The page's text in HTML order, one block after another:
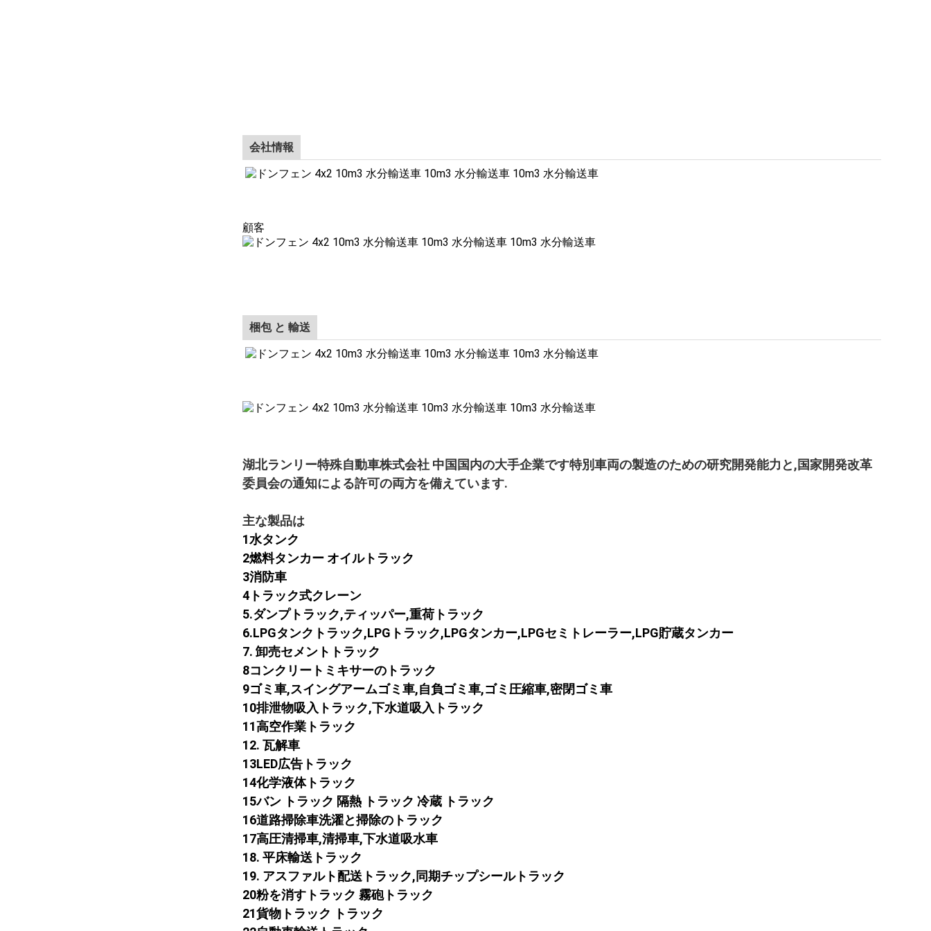
会社情報
顧客
梱包 と 輸送
湖北ランリー特殊自動車株式会社 中国国内の大手企業です特別車両の製造のための研究開発能力と,国家開発改革
委員会の通知による許可の両方を備えています.
主な製品は
1水タンク
2燃料タンカー オイルトラック
3消防車
4トラック式クレーン
5.ダンプトラック,ティッパー,重荷トラック
6.LPGタンクトラック,LPGトラック,LPGタンカー,LPGセミトレーラー,LPG貯蔵タンカー
7. 卸売セメントトラック
8コンクリートミキサーのトラック
9ゴミ車,スイングアームゴミ車,自負ゴミ車,ゴミ圧縮車,密閉ゴミ車
10排泄物吸入トラック,下水道吸入トラック
11高空作業トラック
12. 瓦解車
13LED広告トラック
14化学液体トラック
15バン トラック 隔熱 トラック 冷蔵 トラック
16道路掃除車洗濯と掃除のトラック
17高圧清掃車,清掃車,下水道吸水車
18. 平床輸送トラック
19. アスファルト配送トラック,同期チップシールトラック
20粉を消すトラック 霧砲トラック
21貨物トラック トラック